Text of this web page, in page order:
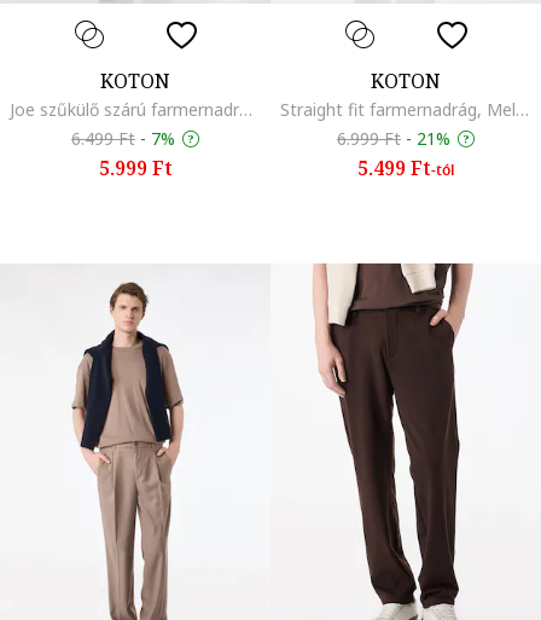
KOTON
Joe szűkülő szárú farmernadrág, Sötétkék
6.499 Ft - 7%
5.999 Ft
KOTON
Straight fit farmernadrág, Melange világoskék
6.999 Ft - 21%
5.499 Ft-tól